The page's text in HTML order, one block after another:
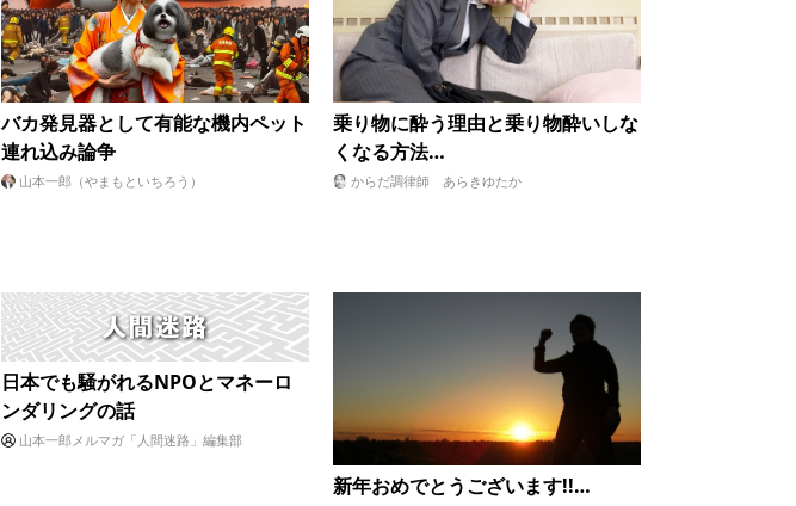
バカ発見器として有能な機内ペット
連れ込み論争
山本一郎（やまもといちろう）
乗り物に酔う理由と乗り物酔いしな
くなる方法…
からだ調律師 あらきゆたか
日本でも騒がれるNPOとマネーロ
ンダリングの話
山本一郎メルマガ「人間迷路」編集部
新年おめでとうございます!!…